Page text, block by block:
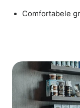
Comfortabele